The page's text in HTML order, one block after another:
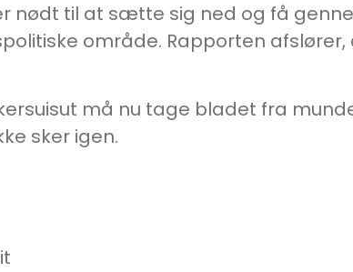
nødt til at sætte sig ned og få
område. Rapporten
må nu tage bladet fra
sker igen.